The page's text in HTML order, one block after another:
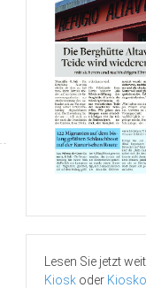
Lesen Sie jetzt
Kiosk oder